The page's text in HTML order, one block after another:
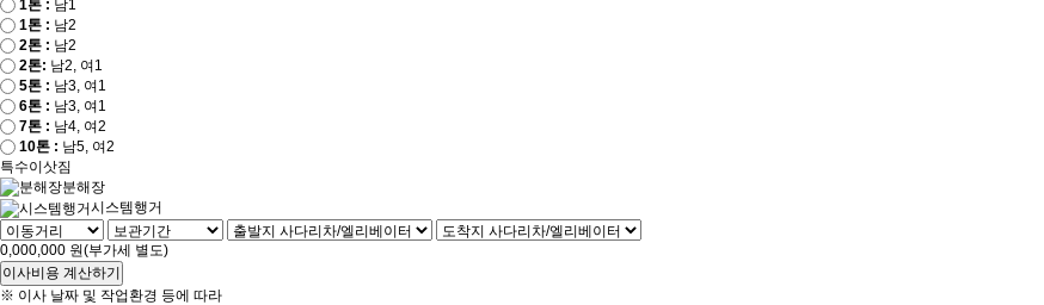
1톤 : 남1
1톤 : 남2
2톤 : 남2
2톤: 남2, 여1
5톤 : 남3, 여1
6톤 : 남3, 여1
7톤 : 남4, 여2
10톤 : 남5, 여2
특수이삿짐
분해장
시스템행거
0,000,000 원(부가세 별도)
이사비용 계산하기
※ 이사 날짜 및 작업환경 등에 따라